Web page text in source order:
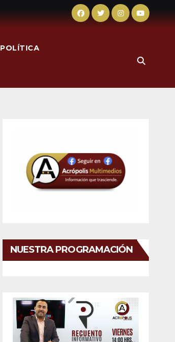
POLÍTICA
NUESTRA PROGRAMACIÓN